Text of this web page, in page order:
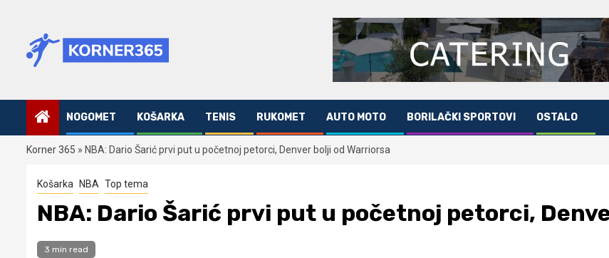
content
NOGOMET KOŠARKA TENIS RUKOMET AUTO MOTO BORILAČKI SPORTOVI OSTALO
Korner 365 » NBA: Dario Šarić prvi put u početnoj petorci, Denver bolji od Warriorsa
Košarka NBA Top tema
NBA: Dario Šarić prvi put u početnoj petorci,
3 min read